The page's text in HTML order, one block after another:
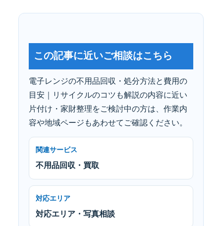
この記事に近いご相談はこちら
電子レンジの不用品回収・処分方法と費用の
目安｜リサイクルのコツも解説の内容に近い
片付け・家財整理をご検討中の方は、作業内
容や地域ページもあわせてご確認ください。
関連サービス
不用品回収・買取
対応エリア
対応エリア・写真相談